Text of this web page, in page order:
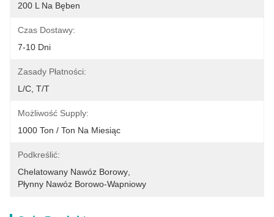
200 L Na Bęben
Czas Dostawy:
7-10 Dni
Zasady Płatności:
L/C, T/T
Możliwość Supply:
1000 Ton / Ton Na Miesiąc
Podkreślić:
Chelatowany Nawóz Borowy
Płynny Nawóz Borowo-Wapniowy